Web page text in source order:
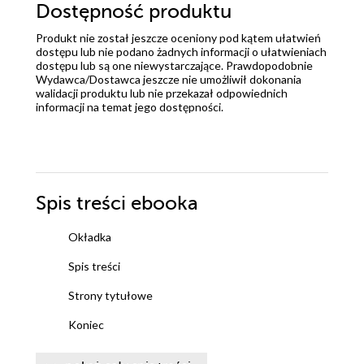
Dostępność produktu
Produkt nie został jeszcze oceniony pod kątem ułatwień
dostępu lub nie podano żadnych informacji o ułatwieniach
dostępu lub są one niewystarczające. Prawdopodobnie
Wydawca/Dostawca jeszcze nie umożliwił dokonania
walidacji produktu lub nie przekazał odpowiednich
informacji na temat jego dostępności.
Spis treści ebooka
Okładka
Spis treści
Strony tytułowe
Koniec